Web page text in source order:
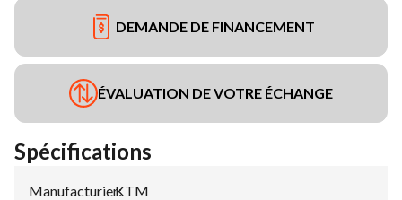
DEMANDE DE FINANCEMENT
ÉVALUATION DE VOTRE ÉCHANGE
Spécifications
Manufacturier:
KTM